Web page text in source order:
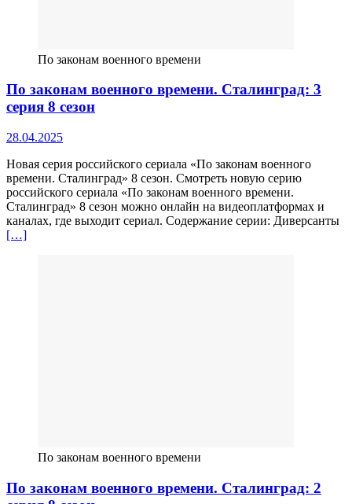
По законам военного времени
По законам военного времени. Сталинград: 3
серия 8 сезон
28.04.2025
Новая серия российского сериала «По законам военного
времени. Сталинград» 8 сезон. Смотреть новую серию
российского сериала «По законам военного времени.
Сталинград» 8 сезон можно онлайн на видеоплатформах и
каналах, где выходит сериал. Содержание серии: Диверсанты
[…]
По законам военного времени
По законам военного времени. Сталинград: 2